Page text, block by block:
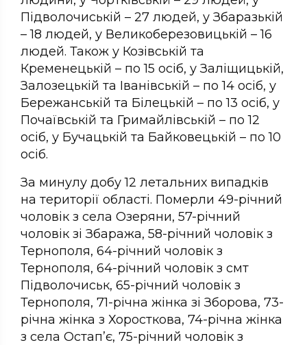
Підволочиській – 27 людей, у Збаразькій
– 18 людей, у Великоберезовицькій – 16
людей. Також у Козівській та
Кременецькій – по 15 осіб, у Заліщицькій,
Залозецькій та Іванівській – по 14 осіб, у
Бережанській та Білецькій – по 13 осіб, у
Почаївській та Гримайлівській – по 12
осіб, у Бучацькій та Байковецькій – по 10
осіб.
За минулу добу 12 летальних випадків
на території області. Померли 49-річний
чоловік з села Озеряни, 57-річний
чоловік зі Збаража, 58-річний чоловік з
Тернополя, 64-річний чоловік з
Тернополя, 64-річний чоловік з смт
Підволочиськ, 65-річний чоловік з
Тернополя, 71-річна жінка зі Зборова, 73-
річна жінка з Хоросткова, 74-річна жінка
з села Остап’є, 75-річний чоловік з